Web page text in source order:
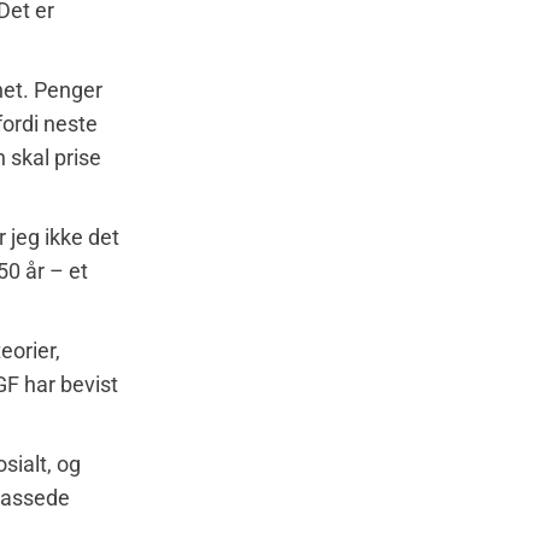
er
Penger
neste
skal prise
jeg ikke det
år – et
har bevist
og